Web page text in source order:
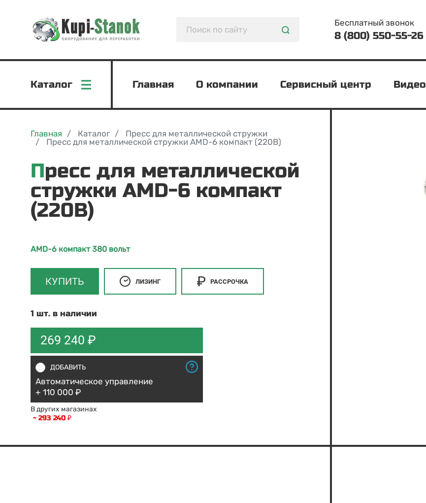
Бесплатный звонок
8 (800) 550-55-26
Каталог Главная О компании Сервисный центр Видео
Главная Каталог
Пресс для металлической стружки
Пресс для металлической стружки AMD-6 компакт (220В)
Пресс для металлической
стружки AMD-6 компакт
(220В)
AMD-6 компакт 380 вольт
КУПИТЬ ЛИЗИНГ РАССРОЧКА
1 шт. в наличии
269 240 ₽
ДОБАВИТЬ
Автоматическое управление
+ 110 000 ₽
В других магазинах
~ 293 240 ₽